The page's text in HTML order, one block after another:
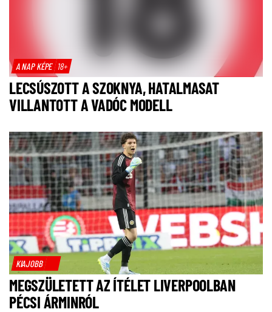
A NAP KÉPE 18+
LECSÚSZOTT A SZOKNYA, HATALMASAT
VILLANTOTT A VADÓC MODELL
KIAJOBB
MEGSZÜLETETT AZ ÍTÉLET LIVERPOOLBAN
PÉCSI ÁRMINRÓL